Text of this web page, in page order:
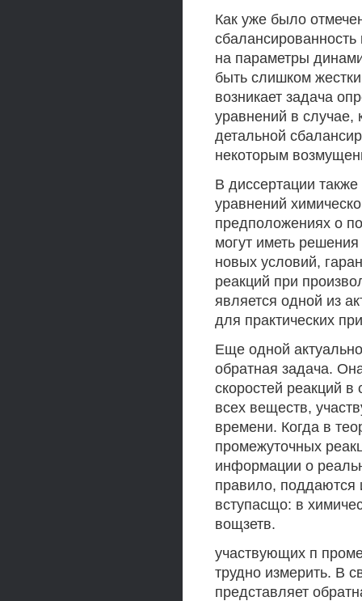
Как уже было
сбалансированность
на параметры
быть слишком
возникает задача
уравнений в случае,
детальной
некоторым
В диссертации
уравнений
предположениях о
могут иметь
новых условий,
реакций при
является одной из
для практических
Еще одной
обратная задача.
скоростей реакций в
всех веществ,
времени. Когда в
промежуточных
информации о
правило, поддаются
вступасщо: в
вощзетв.
участвующих п
трудно измерить. В
представляет